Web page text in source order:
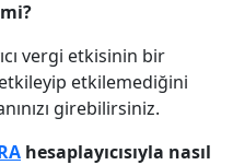
vergi etkisinin bir
etkilemediğini
girebilirsiniz.
hesaplayıcısıyla nasıl